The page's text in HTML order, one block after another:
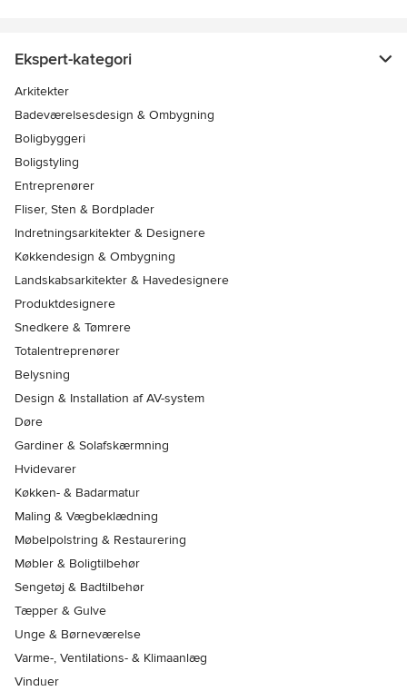
Ekspert-kategori
Arkitekter
Badeværelsesdesign & Ombygning
Boligbyggeri
Boligstyling
Entreprenører
Fliser, Sten & Bordplader
Indretningsarkitekter & Designere
Køkkendesign & Ombygning
Landskabsarkitekter & Havedesignere
Produktdesignere
Snedkere & Tømrere
Totalentreprenører
Belysning
Design & Installation af AV-system
Døre
Gardiner & Solafskærmning
Hvidevarer
Køkken- & Badarmatur
Maling & Vægbeklædning
Møbelpolstring & Restaurering
Møbler & Boligtilbehør
Sengetøj & Badtilbehør
Tæpper & Gulve
Unge & Børneværelse
Varme-, Ventilations- & Klimaanlæg
Vinduer